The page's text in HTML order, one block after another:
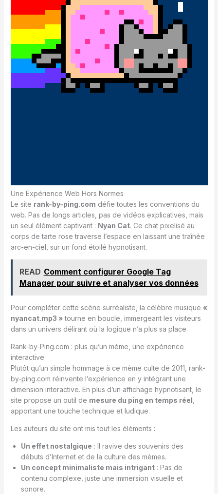
Une Expérience Web Hors Normes
Le site rank-by-ping.com défie toutes les conventions du
web. Pas de longs articles, pas de vidéos explicatives, mais
un seul élément captivant : Nyan Cat. Ce chat pixelisé au
corps de tarte rose traverse l’espace en laissant une traînée
arc-en-ciel, sur un fond étoilé hypnotisant.
READ Comment configurer Google Tag
Manager pour suivre et analyser vos données
Pour compléter cette scène surréaliste, la célèbre musique «
nyancat.mp3 »tourne en boucle, immergeant les visiteurs
dans un univers délirant où la logique n’a plus sa place.
Rank-by-Ping.com : plus qu’un mème, une expérience
interactive
Plutôt qu’un simple hommage à ce mème culte de 2011, rank-
by-ping.com réinvente l’expérience en y intégrant une
dimension interactive. En plus d’un affichage hypnotisant, le
site propose un outil de mesure du ping en temps réel
apportant une touche technique et ludique.
Les auteurs du site ont mis tout les éléments :
Un effet nostalgique : Il ravive des souvenirs des
débuts d’Internet et de la culture des mèmes.
Un concept minimaliste mais intrigant: Pas de
contenu complexe, juste une immersion visuelle et
sonore.